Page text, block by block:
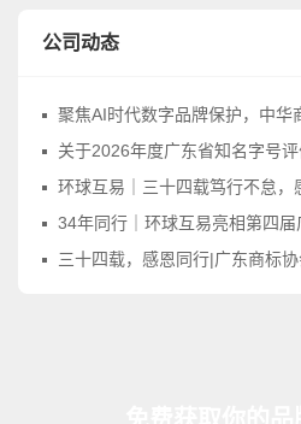
公司动态
聚焦AI时代数字品牌保护，中华商标协会商标品
关于2026年度广东省知名字号
环球互易｜三十四载笃行不怠，
34年同行｜环球互易亮相第四届广东商
三十四载，感恩同行|广东商标